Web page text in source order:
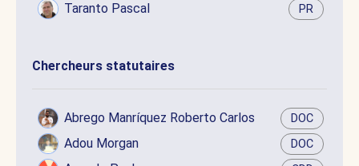
Taranto Pascal PR
Chercheurs statutaires
Abrego Manríquez Roberto Carlos DOC
Adou Morgan DOC